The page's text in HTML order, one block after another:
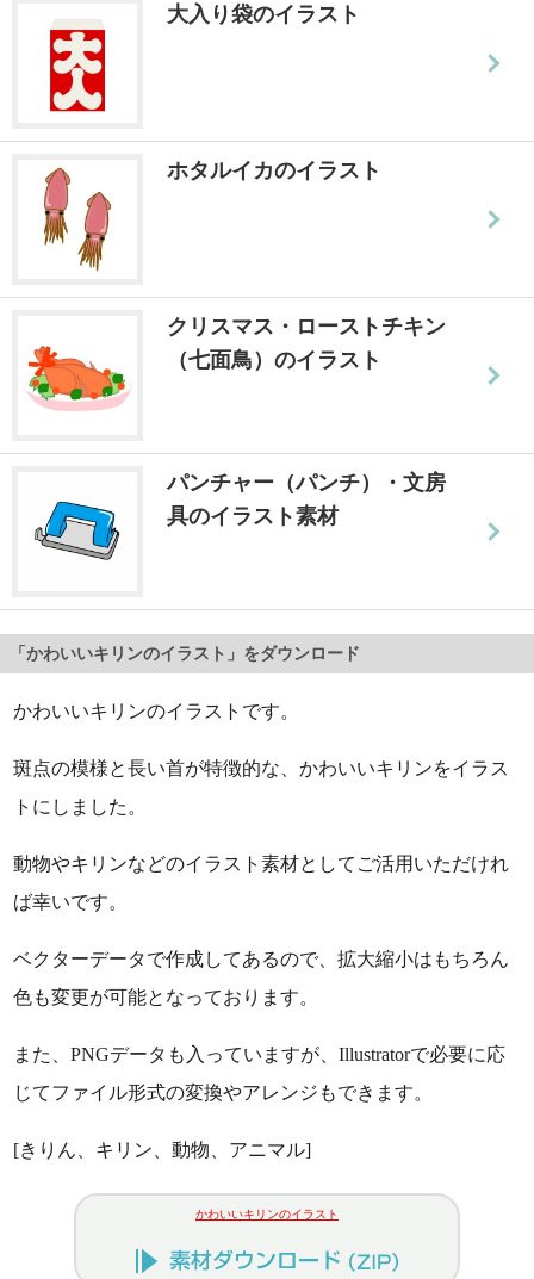
大入り袋のイラスト
ホタルイカのイラスト
クリスマス・ローストチキン
（七面鳥）のイラスト
パンチャー（パンチ）・文房
具のイラスト素材
「かわいいキリンのイラスト」をダウンロード
かわいいキリンのイラストです。
斑点の模様と長い首が特徴的な、かわいいキリンをイラス
トにしました。
動物やキリンなどのイラスト素材としてご活用いただけれ
ば幸いです。
ベクターデータで作成してあるので、拡大縮小はもちろん
色も変更が可能となっております。
また、PNGデータも入っていますが、Illustratorで必要に応
じてファイル形式の変換やアレンジもできます。
[きりん、キリン、動物、アニマル]
かわいいキリンのイラスト